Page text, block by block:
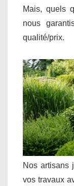
Mais, quels
nous
qualité/prix.
Nos artisans
vos travaux